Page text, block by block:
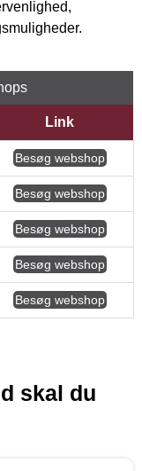
Link
Besøg webshop
Besøg webshop
Besøg webshop
Besøg webshop
Besøg webshop
skal du